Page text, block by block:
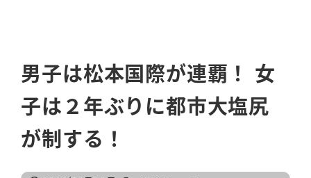
男子は松本国際が連覇！ 女
子は２年ぶりに都市大塩尻
が制する！